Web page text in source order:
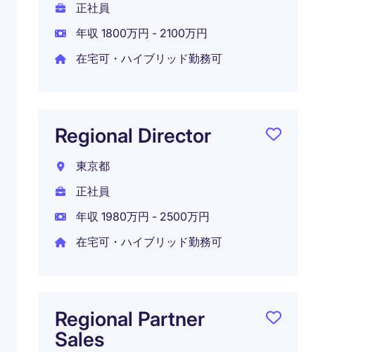
正社員
年収 1800万円 - 2100万円
在宅可・ハイブリッド勤務可
Regional Director
東京都
正社員
年収 1980万円 - 2500万円
在宅可・ハイブリッド勤務可
Regional Partner
Sales